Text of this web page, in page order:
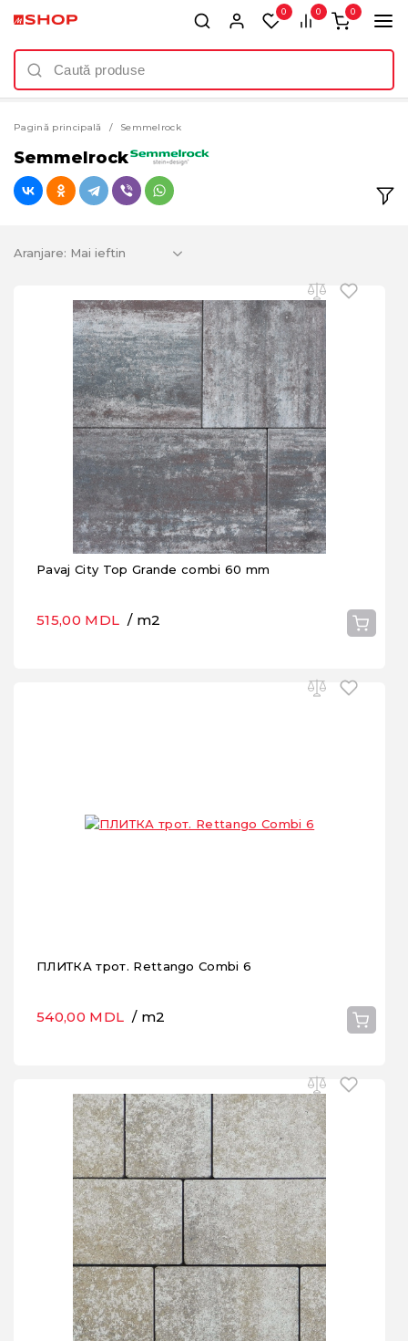
0 0 0
Pagină principală Semmelrock
Semmelrock
Aranjare:
Pavaj City Top Grande combi 60 mm
515,00 MDL / m2
ПЛИТКА трот. Rettango Combi 6
540,00 MDL / m2